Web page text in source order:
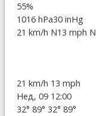
55%
1016 hPa30 inHg
21 km/h N13 mph N
21 km/h 13 mph
Нед, 09 12:00
32° 89° 32° 89°